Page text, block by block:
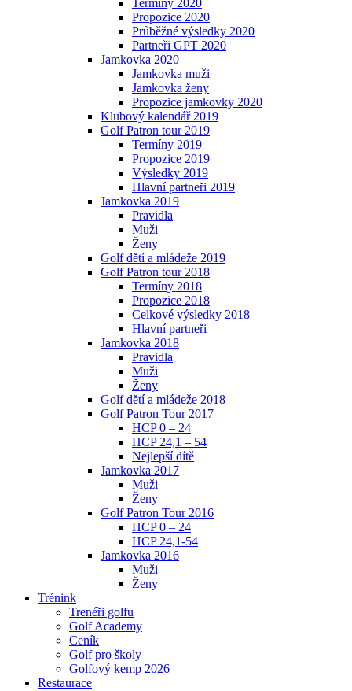
Propozice 2020
Průběžné výsledky 2020
Partneři GPT 2020
Jamkovka 2020
Jamkovka muži
Jamkovka ženy
Propozice jamkovky 2020
Klubový kalendář 2019
Golf Patron tour 2019
Termíny 2019
Propozice 2019
Výsledky 2019
Hlavní partneři 2019
Jamkovka 2019
Pravidla
Muži
Ženy
Golf dětí a mládeže 2019
Golf Patron tour 2018
Termíny 2018
Propozice 2018
Celkové výsledky 2018
Hlavní partneři
Jamkovka 2018
Pravidla
Muži
Ženy
Golf dětí a mládeže 2018
Golf Patron Tour 2017
HCP 0 – 24
HCP 24,1 – 54
Nejlepší dítě
Jamkovka 2017
Muži
Ženy
Golf Patron Tour 2016
HCP 0 – 24
HCP 24,1-54
Jamkovka 2016
Muži
Ženy
Trénink
Trenéři golfu
Golf Academy
Ceník
Golf pro školy
Golfový kemp 2026
Restaurace